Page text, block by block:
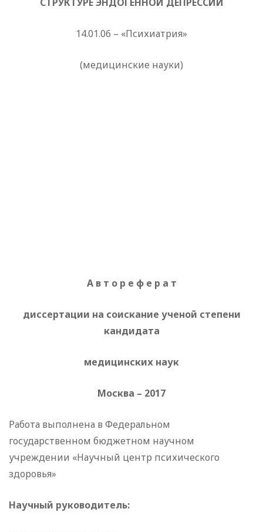
14.01.06 – «Психиатрия»
(медицинские науки)
А в т о р е ф е р а т
диссертации на соискание ученой степени
кандидата
медицинских наук
Москва – 2017
Работа выполнена в Федеральном
государственном бюджетном научном
учреждении «Научный центр психического
здоровья»
Научный руководитель: